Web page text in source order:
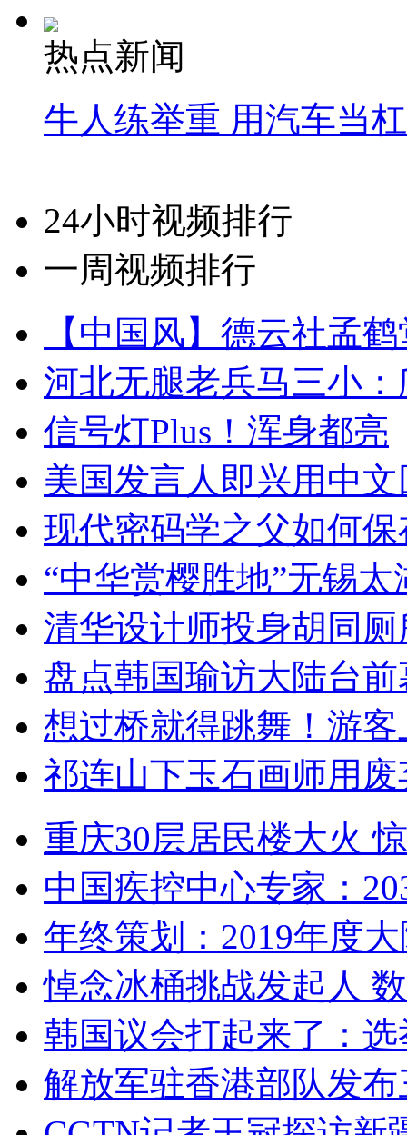
热点新闻
牛人练举重 用汽车当
24小时视频排行
一周视频排行
【中国风】德云社孟
河北无腿老兵马三小
信号灯Plus！浑身都亮
美国发言人即兴用中
现代密码学之父如何
“中华赏樱胜地”无锡
清华设计师投身胡同
盘点韩国瑜访大陆台
想过桥就得跳舞！游客
祁连山下玉石画师用
重庆30层居民楼大火
中国疾控中心专家：
年终策划：2019年度
悼念冰桶挑战发起人
韩国议会打起来了：
解放军驻香港部队发